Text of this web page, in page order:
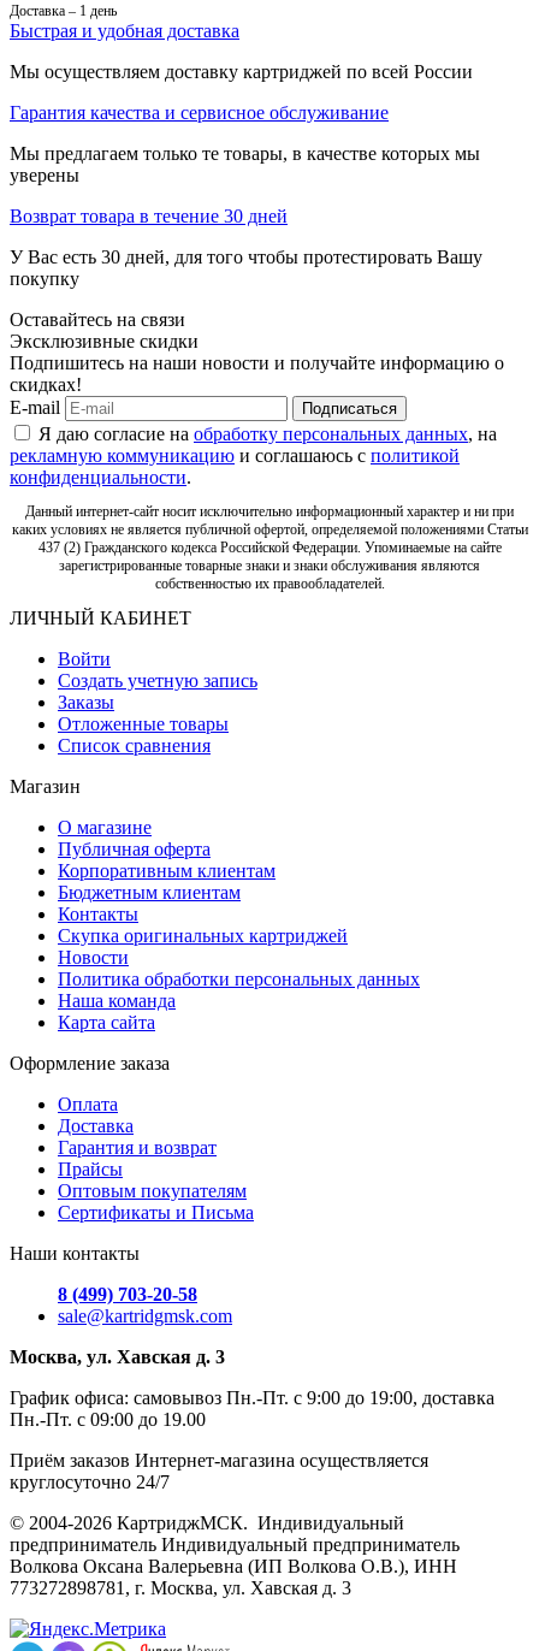
Доставка – 1 день
Быстрая и удобная доставка
Мы осуществляем доставку картриджей по всей России
Гарантия качества и сервисное обслуживание
Мы предлагаем только те товары, в качестве которых мы
уверены
Возврат товара в течение 30 дней
У Вас есть 30 дней, для того чтобы протестировать Вашу
покупку
Оставайтесь на связи
Эксклюзивные скидки
Подпишитесь на наши новости и получайте информацию о
скидках!
E-mail
Подписаться
Я даю согласие на обработку персональных данных, на
рекламную коммуникацию и соглашаюсь с политикой
конфиденциальности.
Данный интернет-сайт носит исключительно информационный характер и ни при
каких условиях не является публичной офертой, определяемой положениями Статьи
437 (2) Гражданского кодекса Российской Федерации. Упоминаемые на сайте
зарегистрированные товарные знаки и знаки обслуживания являются
собственностью их правообладателей.
ЛИЧНЫЙ КАБИНЕТ
Войти
Создать учетную запись
Заказы
Отложенные товары
Список сравнения
Магазин
О магазине
Публичная оферта
Корпоративным клиентам
Бюджетным клиентам
Контакты
Скупка оригинальных картриджей
Новости
Политика обработки персональных данных
Наша команда
Карта сайта
Оформление заказа
Оплата
Доставка
Гарантия и возврат
Прайсы
Оптовым покупателям
Сертификаты и Письма
Наши контакты
8 (499) 703-20-58
sale@kartridgmsk.com
Москва, ул. Хавская д. 3
График офиса: самовывоз Пн.-Пт. с 9:00 до 19:00, доставка
Пн.-Пт. с 09:00 до 19.00
Приём заказов Интернет-магазина осуществляется
круглосуточно 24/7
© 2004-2026 КартриджМСК. Индивидуальный
предприниматель Индивидуальный предприниматель
Волкова Оксана Валерьевна (ИП Волкова О.В.), ИНН
773272898781, г. Москва, ул. Хавская д. 3